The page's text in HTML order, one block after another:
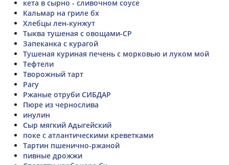
кета в сырно - сливочном соусе
Кальмар на гриле бх
Хлебцы лен-кунжут
Тыква тушеная с овощами-СР
Запеканка с курагой
Тушеная куриная печень с морковью и луком мой
Тефтели
Творожный тарт
Рагу
Ржаные отруби СИБДАР
Пюре из чернослива
инулин
Сыр мягкий Адыгейский
поке с атлантическими креветками
Тартин пшенично-ржаной
пивные дрожжи